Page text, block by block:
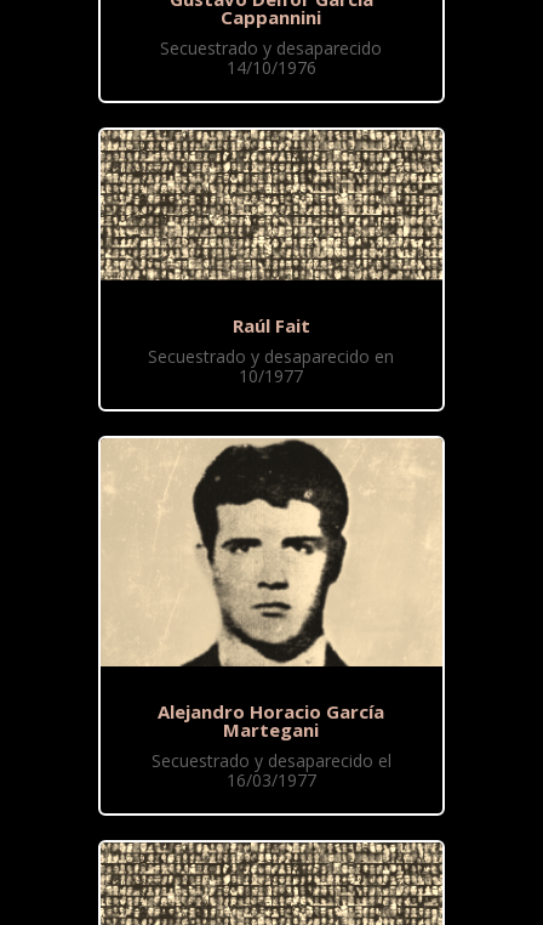
Cappannini
Secuestrado y desaparecido
14/10/1976
Raúl Fait
Secuestrado y desaparecido en
10/1977
Alejandro Horacio García
Martegani
Secuestrado y desaparecido el
16/03/1977